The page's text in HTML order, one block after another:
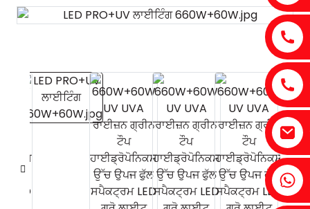
ਫੇਨੀਆ：+86 18607525299